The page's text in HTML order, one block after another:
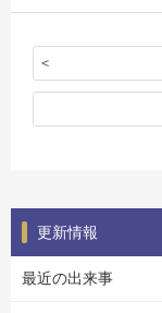
更新情報
最近の出来事